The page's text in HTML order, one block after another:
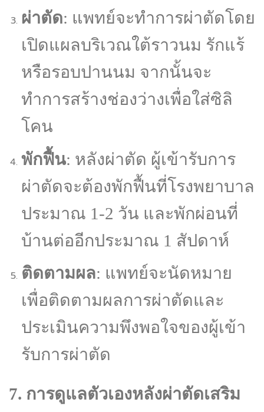
ผ่าตัด: แพทย์จะทำการผ่าตัดโดย
เปิดแผลบริเวณใต้ราวนม รักแร้
หรือรอบปานนม จากนั้นจะ
ทำการสร้างช่องว่างเพื่อใส่ซิลิ
โคน
พักฟื้น: หลังผ่าตัด ผู้เข้ารับการ
ผ่าตัดจะต้องพักฟื้นที่โรงพยาบาล
ประมาณ 1-2 วัน และพักผ่อนที่
บ้านต่ออีกประมาณ 1 สัปดาห์
ติดตามผล: แพทย์จะนัดหมาย
เพื่อติดตามผลการผ่าตัดและ
ประเมินความพึงพอใจของผู้เข้า
รับการผ่าตัด
7. การดูแลตัวเองหลังผ่าตัดเสริม